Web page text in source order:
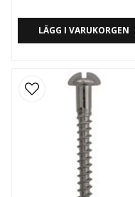
LÄGG I VARUKORGEN